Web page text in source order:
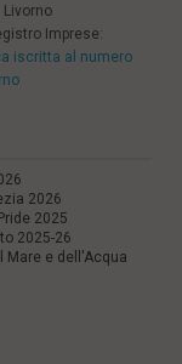
Imprese:
iscritta al numero
2026
2025
2025-26
Mare e dell'Acqua